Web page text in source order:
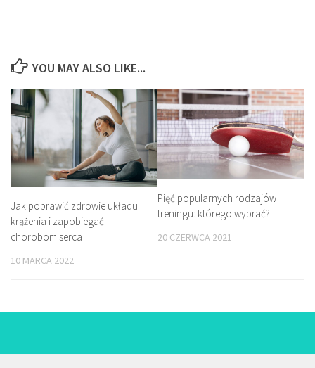
YOU MAY ALSO LIKE...
Jak poprawić zdrowie układu
krążenia i zapobiegać
chorobom serca
10 MARCA 2022
Pięć popularnych rodzajów
treningu: którego wybrać?
20 CZERWCA 2021